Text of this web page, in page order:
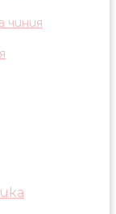
чиния